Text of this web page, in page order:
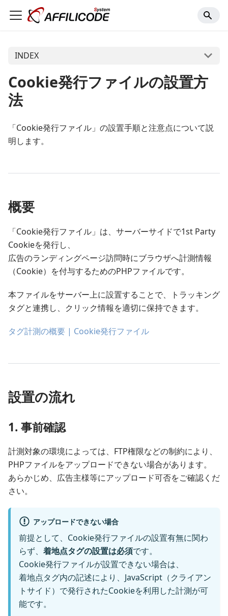
INDEX
Cookie発行ファイルの設置方
法
「Cookie発行ファイル」の設置手順と注意点について説
明します。
概要
「Cookie発行ファイル」は、サーバーサイドで1st Party
Cookieを発行し、
広告のランディングページ訪問時にブラウザへ計測情報
（Cookie）を付与するためのPHPファイルです。
本ファイルをサーバー上に設置することで、トラッキング
タグと連携し、クリック情報を適切に保持できます。
タグ計測の概要 | Cookie発行ファイル
設置の流れ
1. 事前確認
計測対象の環境によっては、FTP権限などの制約により、
PHPファイルをアップロードできない場合があります。
あらかじめ、広告主様等にアップロード可否をご確認くだ
さい。
アップロードできない場合
前提として、Cookie発行ファイルの設置有無に関わ
らず、 着地点タグの設置は必須です。
Cookie発行ファイルが設置できない場合は、
着地点タグ内の記述により、JavaScript（クライアン
トサイド）で発行されたCookieを利用した計測が可
能です。